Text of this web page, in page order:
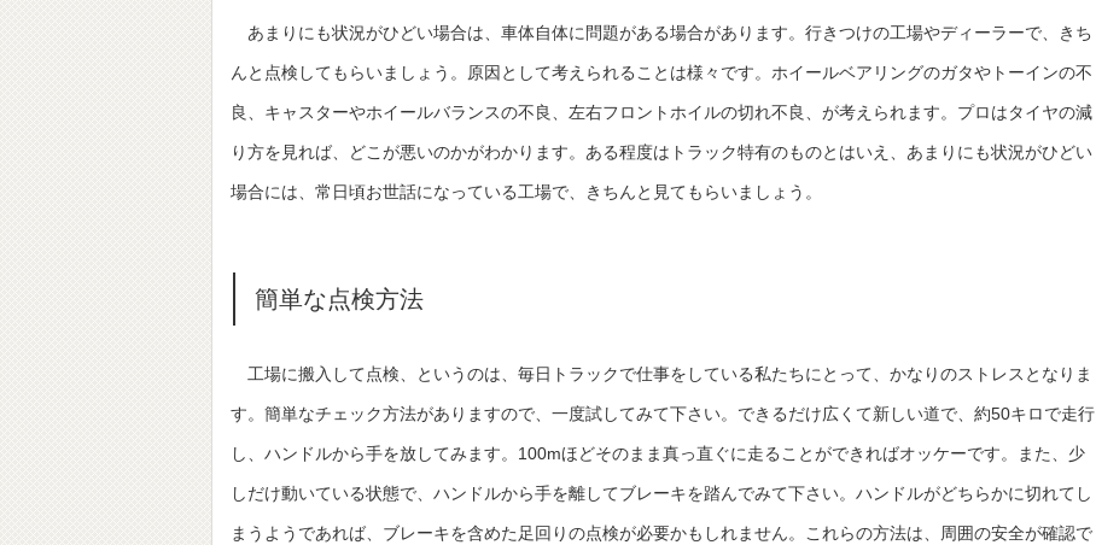
あまりにも状況がひどい場合は、車体自体に問題がある場合があります。行きつけの工場やディーラーで、きち
んと点検してもらいましょう。原因として考えられることは様々です。ホイールベアリングのガタやトーインの不
良、キャスターやホイールバランスの不良、左右フロントホイルの切れ不良、が考えられます。プロはタイヤの減
り方を見れば、どこが悪いのかがわかります。ある程度はトラック特有のものとはいえ、あまりにも状況がひどい
場合には、常日頃お世話になっている工場で、きちんと見てもらいましょう。
簡単な点検方法
工場に搬入して点検、というのは、毎日トラックで仕事をしている私たちにとって、かなりのストレスとなりま
す。簡単なチェック方法がありますので、一度試してみて下さい。できるだけ広くて新しい道で、約50キロで走行
し、ハンドルから手を放してみます。100mほどそのまま真っ直ぐに走ることができればオッケーです。また、少
しだけ動いている状態で、ハンドルから手を離してブレーキを踏んでみて下さい。ハンドルがどちらかに切れてし
まうようであれば、ブレーキを含めた足回りの点検が必要かもしれません。これらの方法は、周囲の安全が確認で